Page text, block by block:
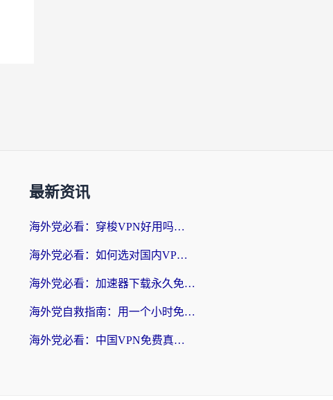
最新资讯
海外党必看：穿梭VPN好用吗？和云帆VPN对比哪个回国效果更好？附真实测评+避坑指南
海外党必看：如何选对国内VPN，实现无缝访问国内资源？
海外党必看：加速器下载永久免费版真的存在吗？教你无缝访问国内资源的正确姿势
海外党自救指南：用一个小时免费加速器，轻松打破国内资源访问壁垒？
海外党必看：中国VPN免费真的靠谱吗？手把手教你选对回国加速器